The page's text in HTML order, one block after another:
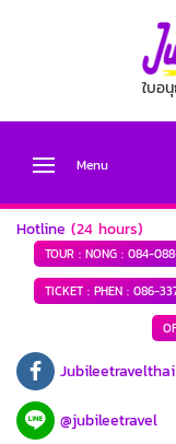
ใบอ
Menu
Hotline (24 hours)
TOUR : NONG : 084-
TICKET : PHEN :086-
Jubileetravelthai
@jubileetravel